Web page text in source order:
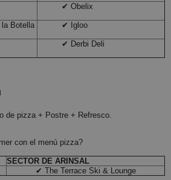
✔ Obelix
Botella ✔ Igloo
✔ Derbi Deli
de pizza + Postre + Refresco.
con el menú pizza?
SECTOR DE ARINSAL
✔ The Terrace Ski & Lounge